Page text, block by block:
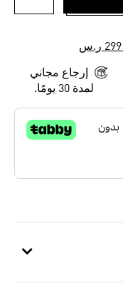
إرجاع مجاني
لمدة 30 يومًا.